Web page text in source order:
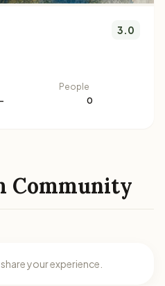
3.0
People
0
Community
your experience.